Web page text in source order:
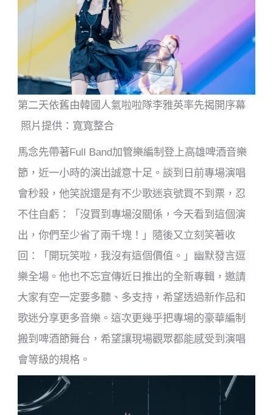
第二天依舊由韓國人氣啦啦隊李雅英率先揭開序幕
照片提供：寬寬整合
馬念先帶著Full Band加管樂編制登上高雄啤酒音樂
節，近一小時的演出誠意十足。談到日前專場演唱
會秒殺，他笑說還是有不少歌迷哀號買不到票，忍
不住自虧：「沒買到專場沒關係，今天看到這個演
出，你們至少省了兩千塊！」隨後又立刻笑著收
回：「開玩笑啦，我沒有這個價值。」幽默發言逗
樂全場。他也不忘宣傳近日推出的全新專輯，邀請
大家有空一定要多聽、多支持，希望透過新作品和
歌迷分享更多音樂。這次更幾乎把專場的豪華編制
搬到啤酒節舞台，希望讓現場觀眾都能感受到演唱
會等級的規格。